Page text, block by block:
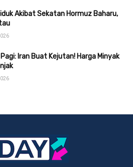
Akibat Sekatan Hormuz Baharu,
Iran Buat Kejutan! Harga Minyak